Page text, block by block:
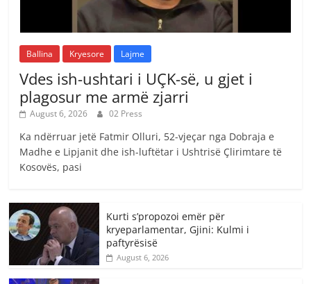
Ballina Kryesore Lajme
Vdes ish-ushtari i UÇK-së, u gjet i
plagosur me armë zjarri
August 6, 2026 02 Press
Ka ndërruar jetë Fatmir Olluri, 52-vjeçar nga Dobraja e
Madhe e Lipjanit dhe ish-luftëtar i Ushtrisë Çlirimtare të
Kosovës, pasi
Kurti s’propozoi emër për
kryeparlamentar, Gjini: Kulmi i
paftyrësisë
August 6, 2026